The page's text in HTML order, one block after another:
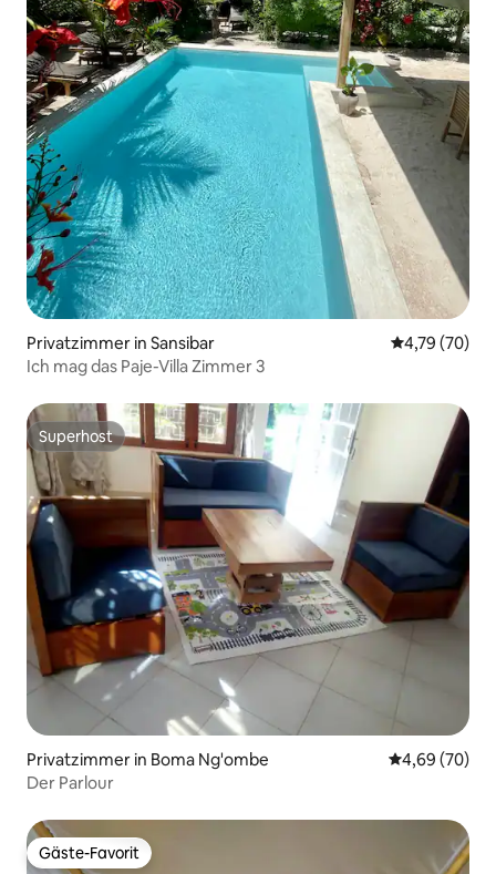
Privatzimmer in Sansibar
4,79 (70)
Ich mag das Paje-Villa Zimmer 3
Superhost
Superhost
Privatzimmer in Boma Ng'ombe
4,69 (70)
Der Parlour
Gäste-Favorit
Gäste-Favorit